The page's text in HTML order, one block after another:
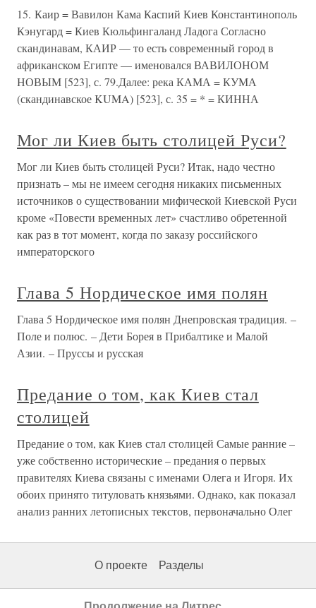
15. Каир = Вавилон Кама Каспий Киев Константинополь
Кэнугард = Киев Кюльфингаланд Ладога Согласно
скандинавам, КАИР — то есть современный город в
африканском Египте — именовался ВАВИЛОНОМ
НОВЫМ [523], с. 79.Далее: река КАМА = КУМА
(скандинавское KUMA) [523], с. 35 = * = КИННА
Мог ли Киев быть столицей Руси?
Мог ли Киев быть столицей Руси? Итак, надо честно
признать – мы не имеем сегодня никаких письменных
источников о существовании мифической Киевской Руси
кроме «Повести временных лет» счастливо обретенной
как раз в тот момент, когда по заказу российского
императорского
Глава 5 Нордическое имя полян
Глава 5 Нордическое имя полян Днепровская традиция. –
Поле и полюс. – Дети Борея в Прибалтике и Малой
Азии. – Пруссы и русская
Предание о том, как Киев стал
столицей
Предание о том, как Киев стал столицей Самые ранние –
уже собственно исторические – предания о первых
правителях Киева связаны с именами Олега и Игоря. Их
обоих принято титуловать князьями. Однако, как показал
анализ ранних летописных текстов, первоначально Олег
О проекте Разделы